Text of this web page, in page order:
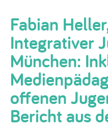
Fabian
Integrativer
München:
offenen
Bericht aus